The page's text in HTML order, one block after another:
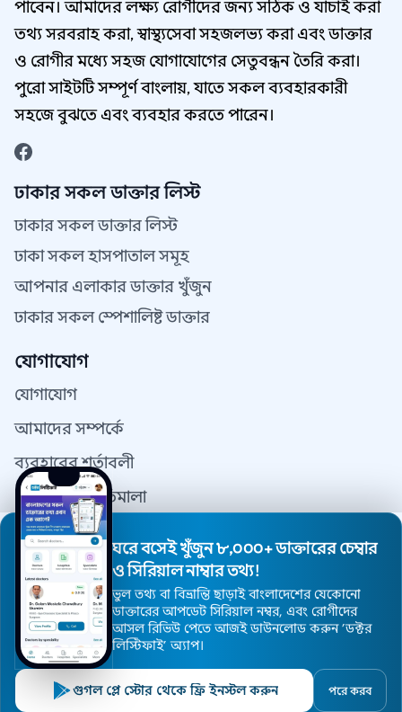
পাবেন। আমাদের লক্ষ্য রোগীদের জন্য সঠিক ও যাচাই করা
তথ্য সরবরাহ করা, স্বাস্থ্যসেবা সহজলভ্য করা এবং ডাক্তার
ও রোগীর মধ্যে সহজ যোগাযোগের সেতুবন্ধন তৈরি করা।
পুরো সাইটটি সম্পূর্ণ বাংলায়, যাতে সকল ব্যবহারকারী
সহজে বুঝতে এবং ব্যবহার করতে পারেন।
ঢাকার সকল ডাক্তার লিস্ট
ঢাকার সকল ডাক্তার লিস্ট
ঢাকা সকল হাসপাতাল সমূহ
আপনার এলাকার ডাক্তার খুঁজুন
ঢাকার সকল স্পেশালিষ্ট ডাক্তার
যোগাযোগ
যোগাযোগ
আমাদের সম্পর্কে
ব্যবহারের শর্তাবলী
গোপনীয়তা নীতিমালা
যোগাযোগ
ডাক্তার রেজিস্ট্রেশন
© 2026 DoctorsInDhaka - সর্বস্বত্ব সংরক্ষিত।
ওয়েবসাইট ডিজাইন এন্ড মেইন্টেনেন্স
ঘরে বসেই খুঁজুন ৮,০০০+ ডাক্তারের চেম্বার
ও সিরিয়াল নাম্বার তথ্য!
ভুল তথ্য বা বিভ্রান্তি ছাড়াই বাংলাদেশের যেকোনো
ডাক্তারের আপডেট সিরিয়াল নম্বর, এবং রোগীদের
আসল রিভিউ পেতে আজই ডাউনলোড করুন ’ডক্টর
লিস্টিফাই’ অ্যাপ।
গুগল প্লে স্টোর থেকে ফ্রি ইনস্টল করুন পরে করব